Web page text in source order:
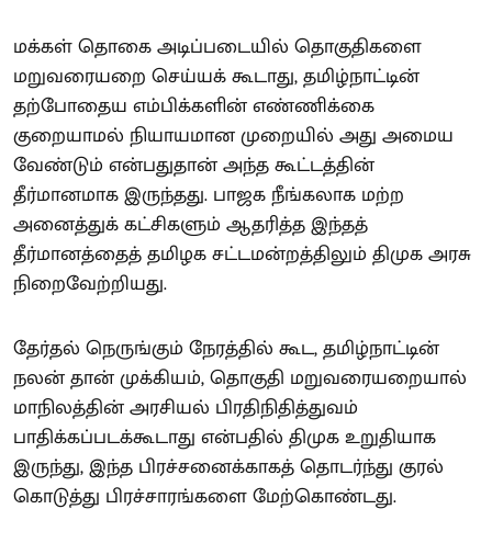
மக்கள் தொகை அடிப்படையில் தொகுதிகளை
மறுவரையறை செய்யக் கூடாது, தமிழ்நாட்டின்
தற்போதைய எம்பிக்களின் எண்ணிக்கை
குறையாமல் நியாயமான முறையில் அது அமைய
வேண்டும் என்பதுதான் அந்த கூட்டத்தின்
தீர்மானமாக இருந்தது. பாஜக நீங்கலாக மற்ற
அனைத்துக் கட்சிகளும் ஆதரித்த இந்தத்
தீர்மானத்தைத் தமிழக சட்டமன்றத்திலும் திமுக அரசு
நிறைவேற்றியது.
தேர்தல் நெருங்கும் நேரத்தில் கூட, தமிழ்நாட்டின்
நலன் தான் முக்கியம், தொகுதி மறுவரையறையால்
மாநிலத்தின் அரசியல் பிரதிநிதித்துவம்
பாதிக்கப்படக்கூடாது என்பதில் திமுக உறுதியாக
இருந்து, இந்த பிரச்சனைக்காகத் தொடர்ந்து குரல்
கொடுத்து பிரச்சாரங்களை மேற்கொண்டது.